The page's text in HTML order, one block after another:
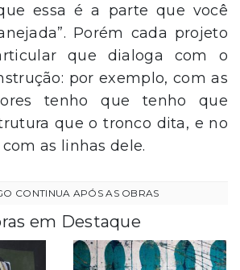
essa é a parte que você
Porém cada projeto
que dialoga com o
por exemplo, com as
tenho que tenho que
que o tronco dita, e no
as linhas dele.
em Destaque